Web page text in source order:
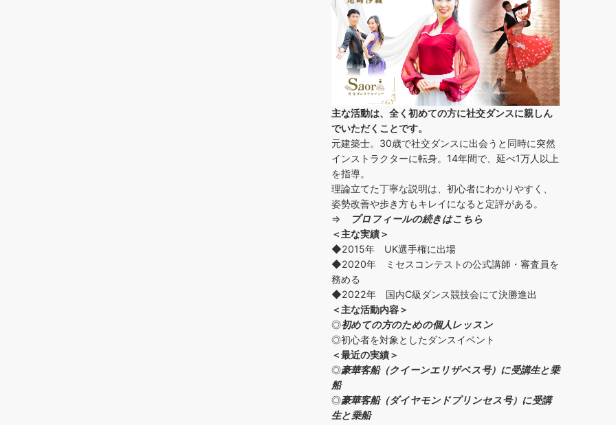
主な活動は、全く初めての方に社交ダンスに親しん
でいただくことです。
元建築士。30歳で社交ダンスに出会うと同時に突然
インストラクターに転身。14年間で、延べ1万人以上
を指導。
理論立てた丁寧な説明は、初心者にわかりやすく、
姿勢改善や歩き方もキレイになると定評がある。
⇒
プロフィールの続きはこちら
＜主な実績＞
◆2015年 UK選手権に出場
◆2020年 ミセスコンテストの公式講師・審査員を
務める
◆2022年 国内C級ダンス競技会にて決勝進出
＜主な活動内容＞
◎初めての方のための個人レッスン
◎初心者を対象としたダンスイベント
＜最近の実績＞
◎豪華客船（クイーンエリザベス号）に受講生と乗
船
◎豪華客船（ダイヤモンドプリンセス号）に受講
生と乗船